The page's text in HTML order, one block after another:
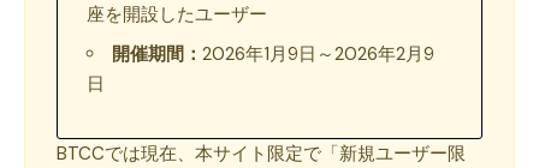
座を開設したユーザー
開催期間：2026年1月9日～2026年2月9
日
BTCCでは現在、本サイト限定で「新規ユーザー限